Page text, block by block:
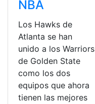
NBA
Los Hawks de
Atlanta se han
unido a los Warriors
de Golden State
como los dos
equipos que ahora
tienen las mejores